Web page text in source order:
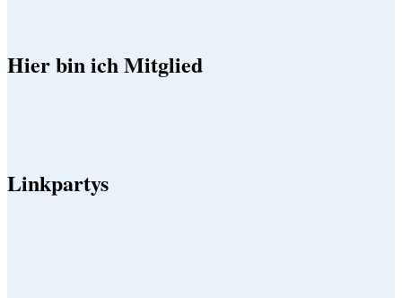
Hier bin ich Mitglied
Linkpartys